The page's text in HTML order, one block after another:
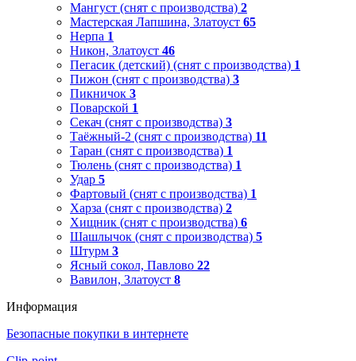
Мангуст (снят с производства) 2
Мастерская Лапшина, Златоуст 65
Нерпа 1
Никон, Златоуст 46
Пегасик (детский) (снят с производства) 1
Пижон (снят с производства) 3
Пикничок 3
Поварской 1
Секач (снят с производства) 3
Таёжный-2 (снят с производства) 11
Таран (снят с производства) 1
Тюлень (снят с производства) 1
Удар 5
Фартовый (снят с производства) 1
Харза (снят с производства) 2
Хищник (снят с производства) 6
Шашлычок (снят с производства) 5
Штурм 3
Ясный сокол, Павлово 22
Вавилон, Златоуст 8
Информация
Безопасные покупки в интернете